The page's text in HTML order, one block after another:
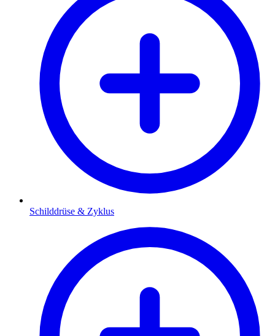
Schilddrüse & Zyklus